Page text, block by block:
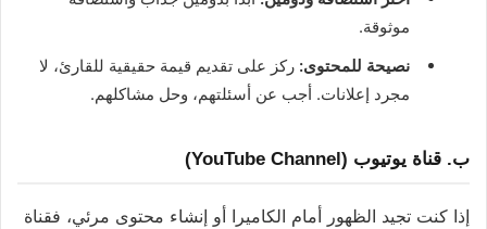
موثوقة.
نصيحة للمحتوى: ركز على تقديم قيمة حقيقية للقارئ، لا
مجرد إعلانات. أجب عن أسئلتهم، وحل مشاكلهم.
ب. قناة يوتيوب (YouTube Channel)
إذا كنت تجيد الظهور أمام الكاميرا أو إنشاء محتوى مرئي، فقناة